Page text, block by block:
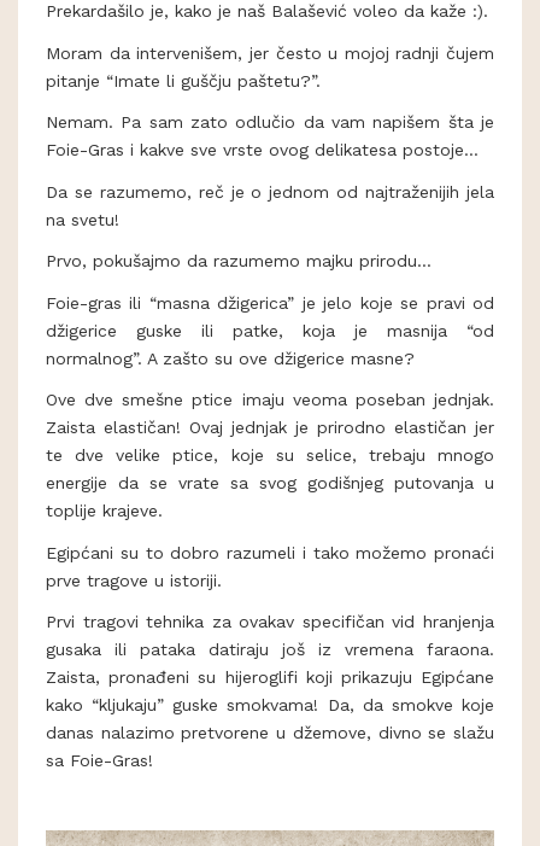
Prekardašilo je, kako je naš Balašević voleo da kaže :).
Moram da intervenišem, jer često u mojoj radnji čujem
pitanje “Imate li guščju paštetu?”.
Nemam. Pa sam zato odlučio da vam napišem šta je
Foie-Gras i kakve sve vrste ovog delikatesa postoje...
Da se ​​razumemo, reč je o jednom od najtraženijih jela
na svetu!
Prvo, pokušajmo da razumemo majku prirodu...
Foie-gras ili “masna džigerica” je jelo koje se pravi od
džigerice guske ili patke, koja je masnija “od
normalnog”. A zašto su ove džigerice masne?
Ove dve smešne ptice imaju veoma poseban jednjak.
Zaista elastičan! Ovaj jednjak je prirodno elastičan jer
te dve velike ptice, koje su selice, trebaju mnogo
energije da se vrate sa svog godišnjeg putovanja u
toplije krajeve.
Egipćani su to dobro razumeli i tako možemo pronaći
prve tragove u istoriji.
Prvi tragovi tehnika za ovakav specifičan vid hranjenja
gusaka ili pataka datiraju još iz vremena faraona.
Zaista, pronađeni su hijeroglifi koji prikazuju Egipćane
kako “kljukaju” guske smokvama! Da, da smokve koje
danas nalazimo pretvorene u džemove, divno se slažu
sa Foie-Gras!